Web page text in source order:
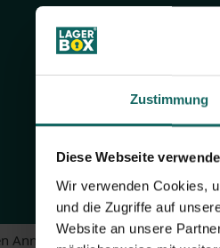
Zustimmung
Diese Webseite
Wir verwenden Cookies,
und die Zugriffe auf
Website an unsere
Annehmlichkeiten, die ein